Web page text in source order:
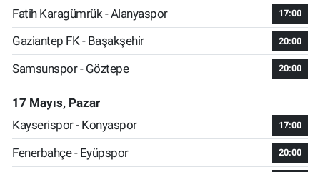
Fatih Karagümrük - Alanyaspor
17:00
Gaziantep FK - Başakşehir 20:00
Samsunspor - Göztepe 20:00
17 Mayıs, Pazar
Kayserispor - Konyaspor
17:00
Fenerbahçe - Eyüpspor 20:00